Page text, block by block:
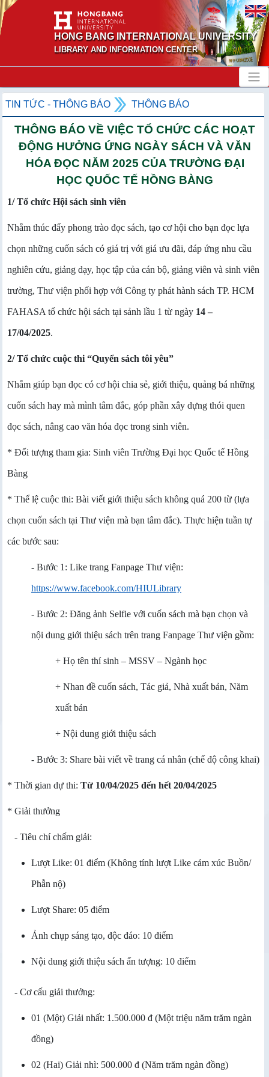
HONG BANG INTERNATIONAL UNIVERSITY
LIBRARY AND INFORMATION CENTER
TIN TỨC - THÔNG BÁO THÔNG BÁO
THÔNG BÁO VỀ VIỆC TỔ CHỨC CÁC HOẠT
ĐỘNG HƯỞNG ỨNG NGÀY SÁCH VÀ VĂN
HÓA ĐỌC NĂM 2025 CỦA TRƯỜNG ĐẠI
HỌC QUỐC TẾ HỒNG BÀNG
1/ Tổ chức Hội sách sinh viên
Nhằm thúc đẩy phong trào đọc sách, tạo cơ hội cho bạn đọc lựa
chọn những cuốn sách có giá trị với giá ưu đãi, đáp ứng nhu cầu
nghiên cứu, giảng dạy, học tập của cán bộ, giảng viên và sinh viên
trường, Thư viện phối hợp với Công ty phát hành sách TP. HCM
FAHASA tổ chức hội sách tại sảnh lầu 1 từ ngày 14 –
17/04/2025.
2/ Tổ chức cuộc thi “Quyển sách tôi yêu”
Nhằm giúp bạn đọc có cơ hội chia sẻ, giới thiệu, quảng bá những
cuốn sách hay mà mình tâm đắc, góp phần xây dựng thói quen
đọc sách, nâng cao văn hóa đọc trong sinh viên.
* Đối tượng tham gia: Sinh viên Trường Đại học Quốc tế Hồng
Bàng
* Thể lệ cuộc thi: Bài viết giới thiệu sách không quá 200 từ (lựa
chọn cuốn sách tại Thư viện mà bạn tâm đắc). Thực hiện tuần tự
các bước sau:
- Bước 1: Like trang Fanpage Thư viện:
https://www.facebook.com/HIULibrary
- Bước 2: Đăng ảnh Selfie với cuốn sách mà bạn chọn và
nội dung giới thiệu sách trên trang Fanpage Thư viện gồm:
+ Họ tên thí sinh – MSSV – Ngành học
+ Nhan đề cuốn sách, Tác giả, Nhà xuất bản, Năm
xuất bản
+ Nội dung giới thiệu sách
- Bước 3: Share bài viết về trang cá nhân (chế độ công khai)
* Thời gian dự thi: Từ 10/04/2025 đến hết 20/04/2025
* Giải thưởng
- Tiêu chí chấm giải:
Lượt Like: 01 điểm (Không tính lượt Like cảm xúc Buồn/
Phẫn nộ)
Lượt Share: 05 điểm
Ảnh chụp sáng tạo, độc đáo: 10 điểm
Nội dung giới thiệu sách ấn tượng: 10 điểm
- Cơ cấu giải thưởng:
01 (Một) Giải nhất: 1.500.000 đ (Một triệu năm trăm ngàn
đồng)
02 (Hai) Giải nhì: 500.000 đ (Năm trăm ngàn đồng)